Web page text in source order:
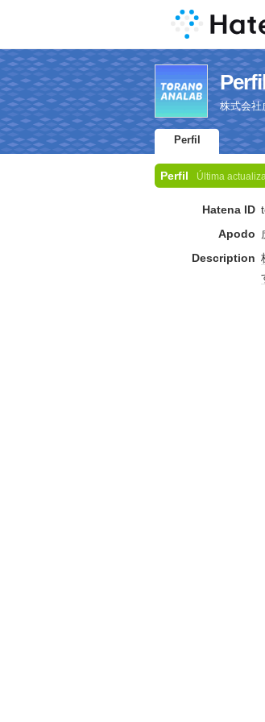
株式会社
Perfil
Perfil Última
Hatena ID
Apodo
Description